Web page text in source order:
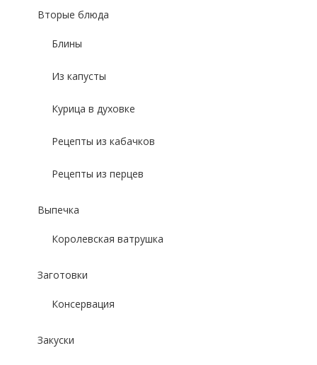
Вторые блюда
Блины
Из капусты
Курица в духовке
Рецепты из кабачков
Рецепты из перцев
Выпечка
Королевская ватрушка
Заготовки
Консервация
Закуски